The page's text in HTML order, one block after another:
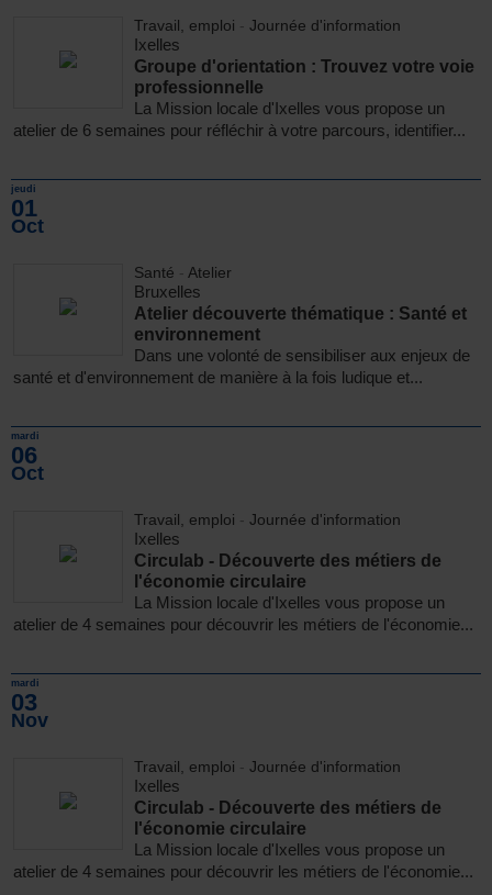
Travail, emploi - Journée d'information
Ixelles
Groupe d'orientation : Trouvez votre voie
professionnelle
La Mission locale d'Ixelles vous propose un
atelier de 6 semaines pour réfléchir à votre parcours, identifier...
jeudi
01
Oct
Santé - Atelier
Bruxelles
Atelier découverte thématique : Santé et
environnement
Dans une volonté de sensibiliser aux enjeux de
santé et d'environnement de manière à la fois ludique et...
mardi
06
Oct
Travail, emploi - Journée d'information
Ixelles
Circulab - Découverte des métiers de
l'économie circulaire
La Mission locale d'Ixelles vous propose un
atelier de 4 semaines pour découvrir les métiers de l'économie...
mardi
03
Nov
Travail, emploi - Journée d'information
Ixelles
Circulab - Découverte des métiers de
l'économie circulaire
La Mission locale d'Ixelles vous propose un
atelier de 4 semaines pour découvrir les métiers de l'économie...